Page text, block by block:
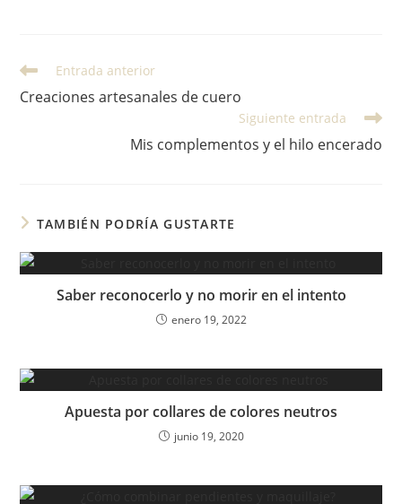
Entrada anterior
Creaciones artesanales de cuero
Siguiente entrada
Mis complementos y el hilo encerado
TAMBIÉN PODRÍA GUSTARTE
Saber reconocerlo y no morir en el intento
enero 19, 2022
Apuesta por collares de colores neutros
junio 19, 2020